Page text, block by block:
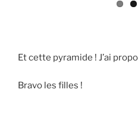
Et cette pyramide ! J’ai
Bravo les filles !